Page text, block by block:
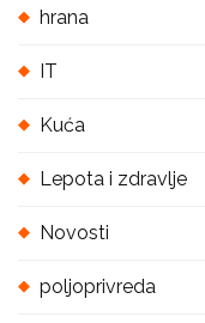
hrana
IT
Kuća
Lepota i zdravlje
Novosti
poljoprivreda